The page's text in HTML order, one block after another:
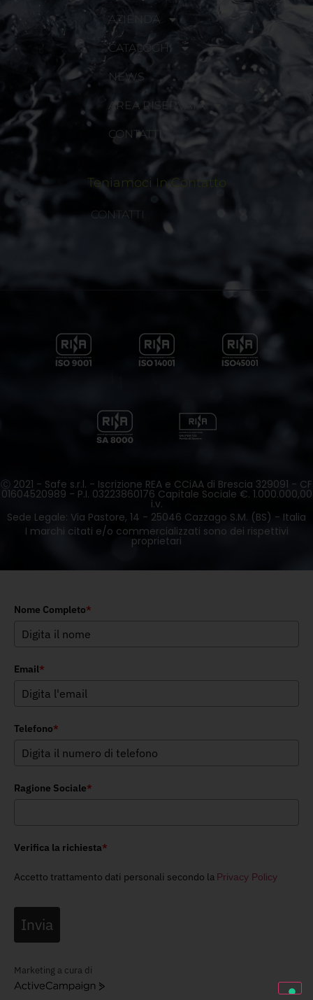
AZIENDA
CATALOGHI
NEWS
AREA RISERVATA
CONTATTI
Teniamoci In Contatto
CONTATTI
Ⓒ 2021 - Safe s.r.l. - Iscrizione REA e CCiAA di Brescia 329091 - CF
01604520989 - P.I. 03223860176 Capitale Sociale €. 1.000.000,00
i.v.
Sede Legale: Via Pastore, 14 - 25046 Cazzago S.M. (BS) - Italia
I marchi citati e/o commercializzati sono dei rispettivi
proprietari
Nome Completo*
Email*
Telefono*
Ragione Sociale*
Verifica la richiesta*
Accetto trattamento dati personali secondo la Privacy Policy
Invia
Marketing a cura di
ActiveCampaign